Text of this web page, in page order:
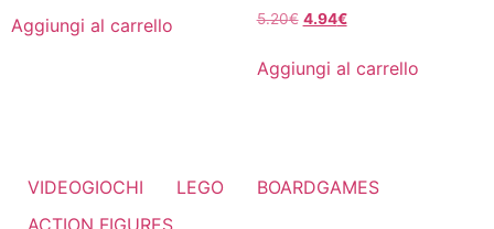
Aggiungi al carrello 5.20€ Il
originale
era:
4.94€Il
attuale
Aggiungi al carrello
VIDEOGIOCHI LEGO
BOARDGAMES